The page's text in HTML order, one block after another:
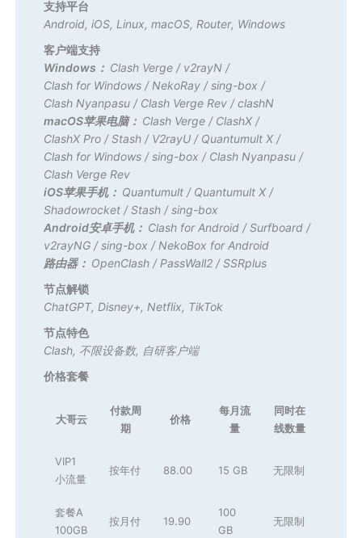
支持平台
Android,iOS, Linux,macOS, Router, Windows
客户端支持
Windows： Clash Verge / v2rayN /
Clash for Windows / NekoRay /sing-box /
Clash Nyanpasu / Clash Verge Rev /clashN
macOS苹果电脑： Clash Verge / ClashX /
ClashX Pro /Stash / V2rayU / Quantumult X /
Clash for Windows /sing-box / Clash Nyanpasu /
Clash Verge Rev
iOS苹果手机： Quantumult / Quantumult X /
Shadowrocket /Stash /sing-box
Android安卓手机： Clash for Android /Surfboard /
v2rayNG /sing-box / NekoBox for Android
路由器： OpenClash / PassWall2 /SSRplus
节点解锁
ChatGPT, Disney+, Netflix, TikTok
节点特色
Clash, 不限设备数, 自研客户端
价格套餐
大哥云
付款周
期
价格
每月流
量
同时在
线数量
VIP1
小流量
按年付 88.00 15 GB 无限制
套餐A
100GB
按月付 19.90
100
GB
无限制